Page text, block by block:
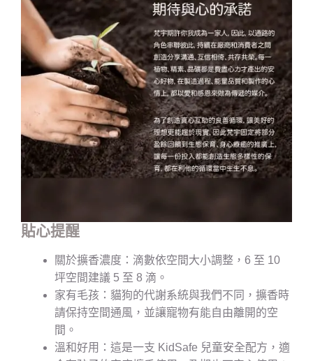
貼心提醒
關於擴香濃度：滴數依空間大小調整，6 至 10
坪空間建議 5 至 8 滴。
家有毛孩：貓狗的代謝系統與我們不同，擴香時
請保持空間通風，並讓寵物有能自由離開的空
間。
溫和好用：這是一支 KidSafe 兒童安全配方，適